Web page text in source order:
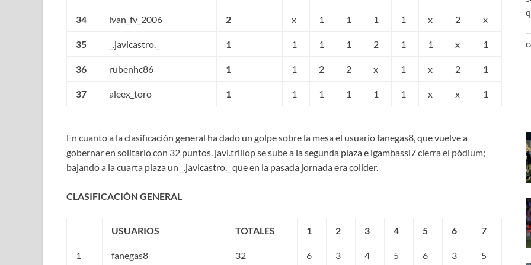
34 ivan_fv_2006 2 x 1 1 1 1 x 2 x
35 _.javicastro._ 1 1 1 1 2 1 1 x 1
36 rubenhc86 1 1 2 2 x 1 x 2 1
37 aleex_toro 1 1 1 1 1 1 x x 1
En cuanto a la clasificación general ha dado un golpe sobre la mesa el usuario fanegas8, que vuelve a
gobernar en solitario con 32 puntos. javi.trillop se sube a la segunda plaza e igambassi7 cierra el pódium;
bajando a la cuarta plaza un _.javicastro._ que en la pasada jornada era colíder.
CLASIFICACIÓN GENERAL
USUARIOS TOTALES 1 2 3 4 5 6 7
1 fanegas8 32 6 3 4 5 6 3 5